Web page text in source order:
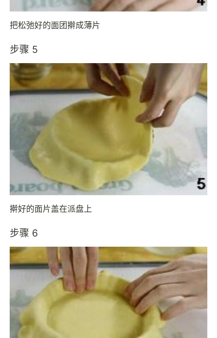
把松弛好的面团擀成薄片
步骤 5
擀好的面片盖在派盘上
步骤 6